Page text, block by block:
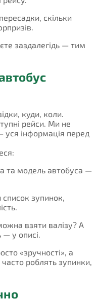
скільки
заздалегідь — тим
куди, коли.
рейси. Ми не
уся інформація перед
та модель автобуса —
зупинок,
взяти валізу? А
— у описі.
«зручності», а
роблять зупинки,